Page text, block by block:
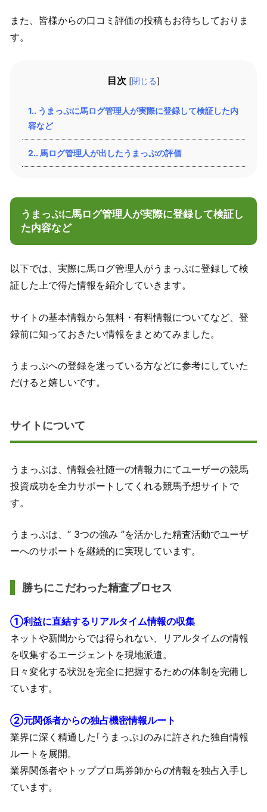
また、皆様からの口コミ評価の投稿もお待ちしておりま
す。
目次 [閉じる]
1. うまっぷに馬ログ管理人が実際に登録して検証した内
容など
2. 馬ログ管理人が出したうまっぷの評価
うまっぷに馬ログ管理人が実際に登録して検証し
た内容など
以下では、実際に馬ログ管理人がうまっぷに登録して検
証した上で得た情報を紹介していきます。
サイトの基本情報から無料・有料情報についてなど、登
録前に知っておきたい情報をまとめてみました。
うまっぷへの登録を迷っている方などに参考にしていた
だけると嬉しいです。
サイトについて
うまっぷは、情報会社随一の情報力にてユーザーの競馬
投資成功を全力サポートしてくれる競馬予想サイトで
す。
うまっぷは、“ 3つの強み ”を活かした精査活動でユーザ
ーへのサポートを継続的に実現しています。
勝ちにこだわった精査プロセス
①利益に直結するリアルタイム情報の収集
ネットや新聞からでは得られない、リアルタイムの情報
を収集するエージェントを現地派遣。
日々変化する状況を完全に把握するための体制を完備し
ています。
②元関係者からの独占機密情報ルート
業界に深く精通した｢うまっぷ｣のみに許された独自情報
ルートを展開。
業界関係者やトッププロ馬券師からの情報を独占入手し
ています。